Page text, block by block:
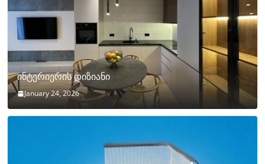
ინტერიერის დიზიანი
January 24, 2026